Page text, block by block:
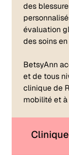
des
évaluation
des soins
BetsyAnn
et de tous
clinique de
mobilité et